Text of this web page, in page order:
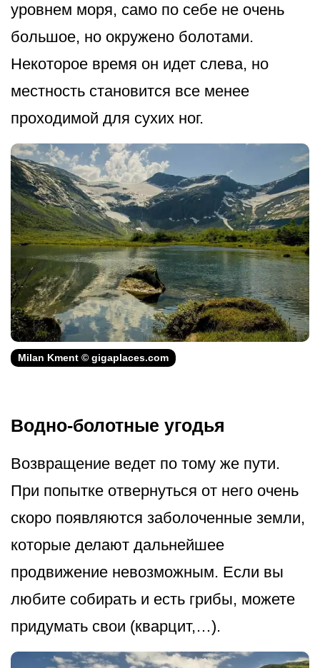
уровнем моря, само по себе не очень
большое, но окружено болотами.
Некоторое время он идет слева, но
местность становится все менее
проходимой для сухих ног.
Milan Kment © gigaplaces.com
Водно-болотные угодья
Возвращение ведет по тому же пути.
При попытке отвернуться от него очень
скоро появляются заболоченные земли,
которые делают дальнейшее
продвижение невозможным. Если вы
любите собирать и есть грибы, можете
придумать свои (кварцит,…).